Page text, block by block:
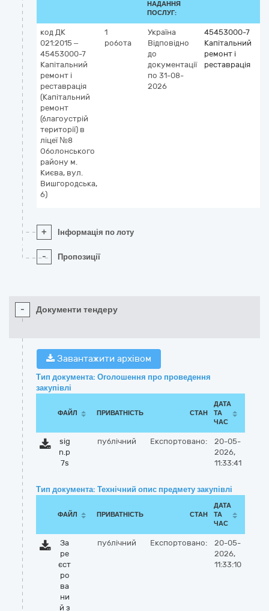
НАДАННЯ
ПОСЛУГ:
код ДК
021:2015 –
45453000-7
Капітальний
ремонт і
реставрація
(Капітальний
ремонт
(благоустрій
території) в
ліцеї №8
Оболонського
району м.
Києва, вул.
Вишгородська,
6)
1
робота
Україна
Відповідно
до
документації
по 31-08-
2026
45453000-7
Капітальний
ремонт і
реставрація
+ Інформація по лоту
- Пропозиції
- Документи тендеру
Завантажити архівом
Тип документа: Оголошення про проведення
закупівлі
ФАЙЛ ПРИВАТНІСТЬ СТАН
ДАТА
ТА
ЧАС
sig
n.p
7s
публічний Експортовано:
20-05-
2026,
11:33:41
Тип документа: Технічний опис предмету закупівлі
ФАЙЛ ПРИВАТНІСТЬ СТАН
ДАТА
ТА
ЧАС
За
ре
єст
ро
ва
ни
й з
публічний Експортовано:
20-05-
2026,
11:33:10